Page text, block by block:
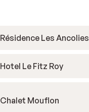
Résidence Les Ancolies
Hotel Le Fitz Roy
Chalet Mouflon